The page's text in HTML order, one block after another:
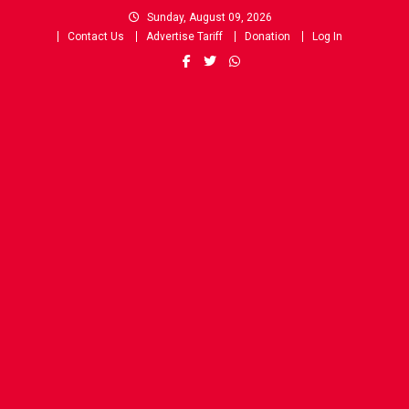
Sunday, August 09, 2026
Contact Us
Advertise Tariff Donation Log In